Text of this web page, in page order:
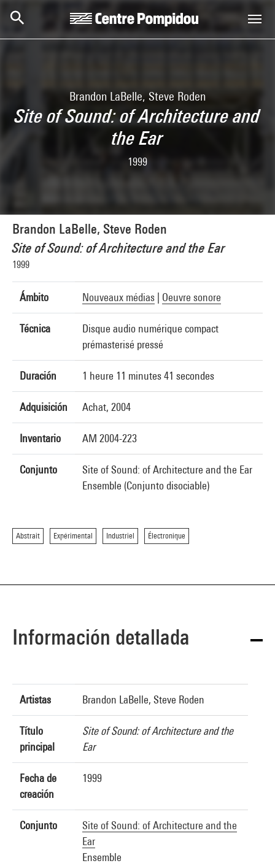
Brandon LaBelle, Steve Roden
Site of Sound: of Architecture and
the Ear
1999
Brandon LaBelle, Steve Roden
Site of Sound: of Architecture and the Ear
1999
Ámbito Nouveaux médias Oeuvre sonore
Técnica
Disque audio numérique compact
prémasterisé pressé
Duración 1 heure 11 minutes 41 secondes
Adquisición Achat, 2004
Inventario AM 2004-223
Conjunto
Site of Sound: of Architecture and the Ear
Ensemble (Conjunto disociable)
Abstrait Expérimental Industriel Électronique
Información detallada
Artistas Brandon LaBelle, Steve Roden
Título
principal
Site of Sound: of Architecture and the
Ear
Fecha de
creación
1999
Conjunto
Site of Sound: of Architecture and the
Ear
Ensemble